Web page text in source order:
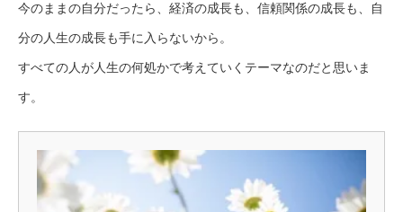
今のままの自分だったら、経済の成長も、信頼関係の成長も、自
分の人生の成長も手に入らないから。
すべての人が人生の何処かで考えていくテーマなのだと思いま
す。